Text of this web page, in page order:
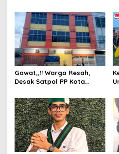
Sekolah Djuwita
Gawat,,!! Warga Resah,
Desak Satpol PP Kota
Stay yang Diduga Tempat
Ajang “Kumpul Kebo”.